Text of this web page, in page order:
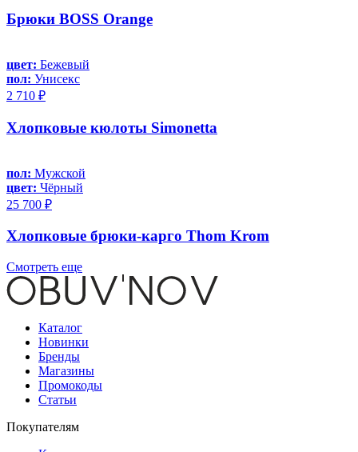
Брюки BOSS Orange
цвет: Бежевый
пол: Унисекс
2 710 ₽
Хлопковые кюлоты Simonetta
пол: Мужской
цвет: Чёрный
25 700 ₽
Хлопковые брюки-карго Thom Krom
Смотреть еще
Каталог
Новинки
Бренды
Магазины
Промокоды
Статьи
Покупателям